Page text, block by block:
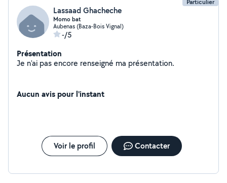
Particulier
Lassaad Ghacheche
Momo bat
Aubenas (Baza-Bois Vignal)
-/5
Présentation
Je n'ai pas encore renseigné ma présentation.
Aucun avis pour l'instant
Voir le profil Contacter